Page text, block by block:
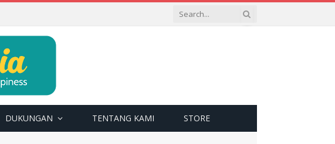
DUKUNGAN TENTANG KAMI STORE